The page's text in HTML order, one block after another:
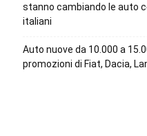
stanno cambiando le auto
italiani
Auto nuove da 10.000 a
promozioni di Fiat, Dacia,